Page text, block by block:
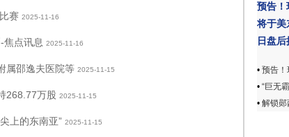
赛 2025-11-16
焦点讯息 2025-11-16
属邵逸夫医院等 2025-11-15
268.77万股 2025-11-15
上的东南亚” 2025-11-15
预告！
将于美
日盘
• 预告！
• “巨无
• 解锁郧